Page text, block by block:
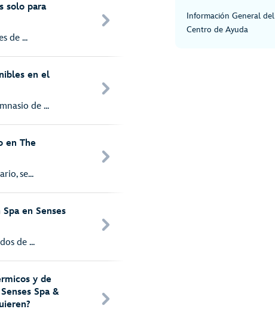
solo para
de ...
en el
de ...
en The
se...
en Senses
de ...
y de
Spa &
Información General del
Centro de Ayuda